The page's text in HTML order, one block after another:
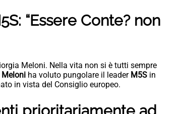
“Essere Conte? non
Meloni. Nella vita non si è tutti sempre
Meloni ha voluto pungolare il leader M5S in
in vista del Consiglio europeo.